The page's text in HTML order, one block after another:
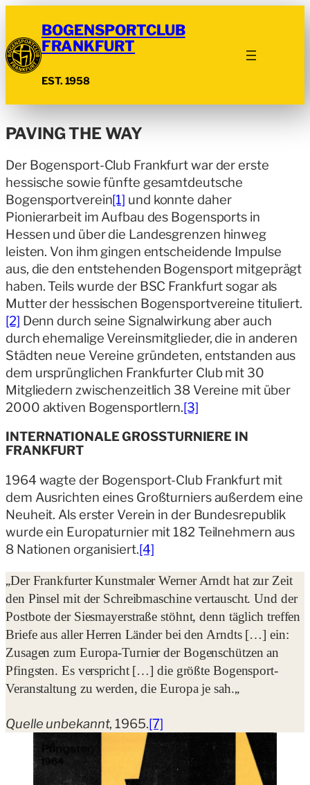
BOGENSPORTCLUB
FRANKFURT
EST. 1958
PAVING THE WAY
Der Bogensport-Club Frankfurt war der erste
hessische sowie fünfte gesamtdeutsche
Bogensportverein[1] und konnte daher
Pionierarbeit im Aufbau des Bogensports in
Hessen und über die Landesgrenzen hinweg
leisten. Von ihm gingen entscheidende Impulse
aus, die den entstehenden Bogensport mitgeprägt
haben. Teils wurde der BSC Frankfurt sogar als
Mutter der hessischen Bogensportvereine tituliert.
[2] Denn durch seine Signalwirkung aber auch
durch ehemalige Vereinsmitglieder, die in anderen
Städten neue Vereine gründeten, entstanden aus
dem ursprünglichen Frankfurter Club mit 30
Mitgliedern zwischenzeitlich 38 Vereine mit über
2000 aktiven Bogensportlern.[3]
INTERNATIONALE GROSSTURNIERE IN F
RANKFURT
1964 wagte der Bogensport-Club Frankfurt mit
dem Ausrichten eines Großturniers außerdem eine
Neuheit. Als erster Verein in der Bundesrepublik
wurde ein Europaturnier mit 182 Teilnehmern aus
8 Nationen organisiert.[4]
„Der Frankfurter Kunstmaler Werner Arndt hat zur Zeit
den Pinsel mit der Schreibmaschine vertauscht. Und der
Postbote der Siesmayerstraße stöhnt, denn täglich treffen
Briefe aus aller Herren Länder bei den Arndts […] ein:
Zusagen zum Europa-Turnier der Bogenschützen an
Pfingsten. Es verspricht […] die größte Bogensport-
Veranstaltung zu werden, die Europa je sah.„
Quelle unbekannt, 1965.[7]